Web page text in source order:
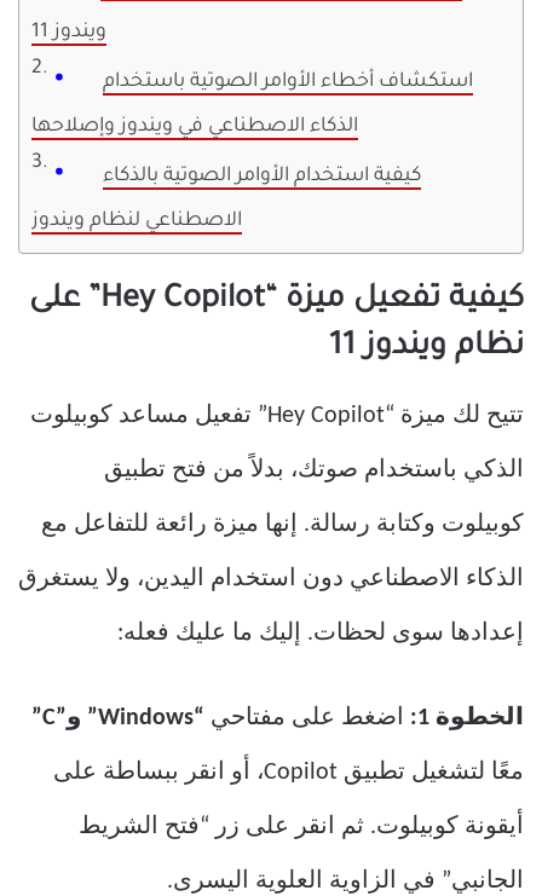
ويندوز 11
استكشاف أخطاء الأوامر الصوتية باستخدام
الذكاء الاصطناعي في ويندوز وإصلاحها
كيفية استخدام الأوامر الصوتية بالذكاء
الاصطناعي لنظام ويندوز
كيفية تفعيل ميزة “Hey Copilot” على
نظام ويندوز 11
تتيح لك ميزة “Hey Copilot” تفعيل مساعد كوبيلوت
الذكي باستخدام صوتك، بدلاً من فتح تطبيق
كوبيلوت وكتابة رسالة. إنها ميزة رائعة للتفاعل مع
الذكاء الاصطناعي دون استخدام اليدين، ولا يستغرق
إعدادها سوى لحظات. إليك ما عليك فعله:
الخطوة 1: اضغط على مفتاحي “Windows” و”C”
معًا لتشغيل تطبيق Copilot، أو انقر ببساطة على
أيقونة كوبيلوت. ثم انقر على زر “فتح الشريط
الجانبي” في الزاوية العلوية اليسرى.